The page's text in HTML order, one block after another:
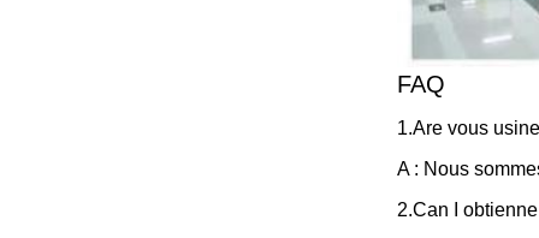
FAQ
1.Are vous
A : Nous
2.Can I